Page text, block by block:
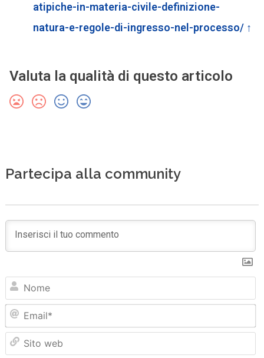
atipiche-in-materia-civile-definizione-
natura-e-regole-di-ingresso-nel-processo/ ↑
Valuta la qualità di questo articolo
Partecipa alla community